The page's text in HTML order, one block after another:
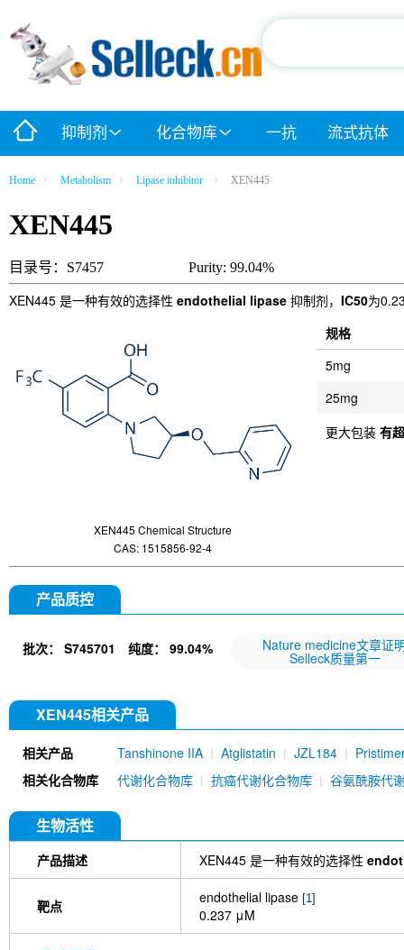
抑制剂 化合物库 一抗 流式抗体
Home Metabolism Lipase inhibitor XEN445
XEN445
目录号：S7457 Purity: 99.04%
XEN445 是一种有效的选择性 endothelial lipase 抑制剂， IC50为
XEN445 Chemical Structure
CAS: 1515856-92-4
规格
5mg
25mg
更大包装 有
产品质控
批次： S745701 纯度： 99.04% Nature medicine文章证
Selleck质量第一
XEN445相关产品
相关产品 Tanshinone IIA Atglistatin JZL184
相关化合物库
代谢化合物库 抗癌代谢化合物库 谷氨酰胺代
生物活性
产品描述 XEN445 是一种有效的选择性
靶点 endothelial lipase [1]
0.237 μM